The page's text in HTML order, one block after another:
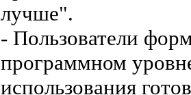
лучше".
- Пользователи
программном
использования